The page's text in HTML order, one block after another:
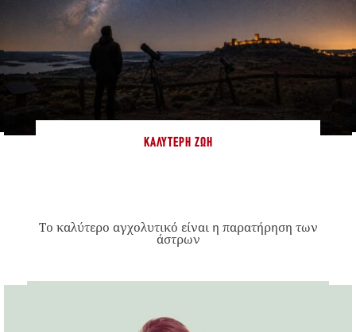
ΚΑΛΎΤΕΡΗ ΖΩΉ
Το καλύτερο αγχολυτικό είναι η παρατήρηση των
άστρων